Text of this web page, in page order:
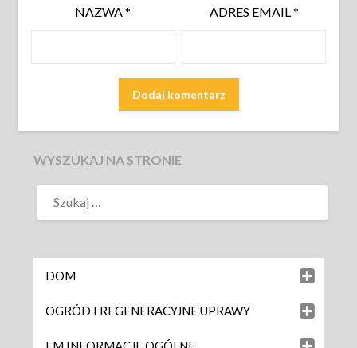
NAZWA* ADRES EMAIL*
WYSZUKAJ NA STRONIE
DOM
OGRÓD I REGENERACYJNE UPRAWY